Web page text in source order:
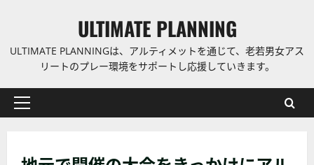
ULTIMATE PLANNING
ULTIMATE PLANNINGは、アルティメットを通じて、老若男女アス
リートのプレー環境をサポートし応援していきます。
プ
マ